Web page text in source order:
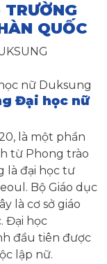
QUỐC
nữ Duksung
Đại học nữ
là một phần
từ Phong trào
là đại học tư
Bộ Giáo dục
là cơ sở giáo
Đại học
đầu tiên được
lập nữ.